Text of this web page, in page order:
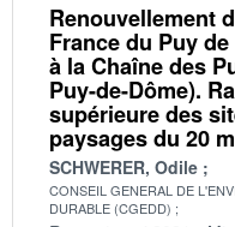
Renouvellement
France du Puy
à la Chaîne des
Puy-de-Dôme).
supérieure des
paysages du 20
SCHWERER, Odile
CONSEIL GENERAL DE
DURABLE (CGEDD)